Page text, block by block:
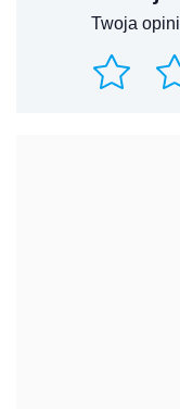
Twoja